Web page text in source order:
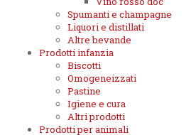
Spumanti e champagne
Liquori e distillati
Altre bevande
Prodotti infanzia
Biscotti
Omogeneizzati
Pastine
Igiene e cura
Altri prodotti
Prodotti per animali